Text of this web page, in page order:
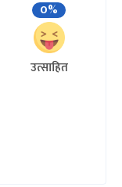
0%
उत्साहित